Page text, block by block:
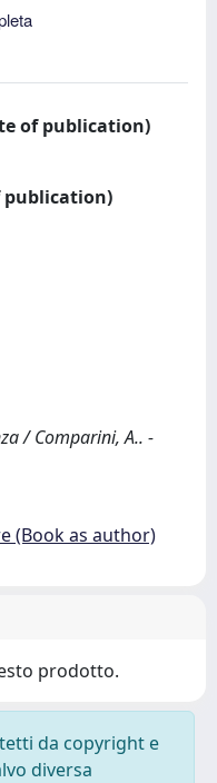
of publication)
publication)
/ Comparini, A.. -
(Book as author)
prodotto.
da copyright e
diversa